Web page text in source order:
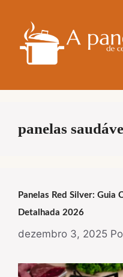
conteúdo
panelas
Panelas Red Silver: Guia
Detalhada 2026
dezembro 3, 2025